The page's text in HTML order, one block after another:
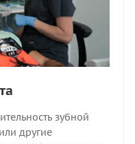
зубной
другие